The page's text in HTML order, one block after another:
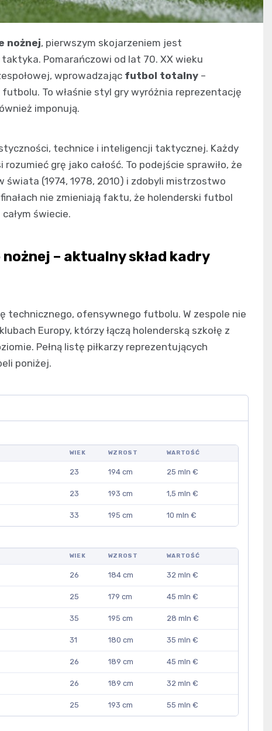
nożnej, pierwszym skojarzeniem jest
Pomarańczowi od lat 70. XX wieku
wprowadzając futbol totalny –
To właśnie styl gry wyróżnia reprezentację
imponują.
technice i inteligencji taktycznej. Każdy
grę jako całość. To podejście sprawiło, że
(1974, 1978, 2010) i zdobyli mistrzostwo
nie zmieniają faktu, że holenderski futbol
świecie.
– aktualny skład kadry
technicznego, ofensywnego futbolu. W zespole nie
Europy, którzy łączą holenderską szkołę z
Pełną listę piłkarzy reprezentujących
poniżej.
WIEK WZROST WARTOŚĆ
23 194 cm 25 mln €
23 193 cm 1,5 mln €
33 195 cm 10 mln €
WIEK WZROST WARTOŚĆ
26 184 cm 32 mln €
25 179 cm 45 mln €
35 195 cm 28 mln €
31 180 cm 35 mln €
26 189 cm 45 mln €
26 189 cm 32 mln €
25 193 cm 55 mln €